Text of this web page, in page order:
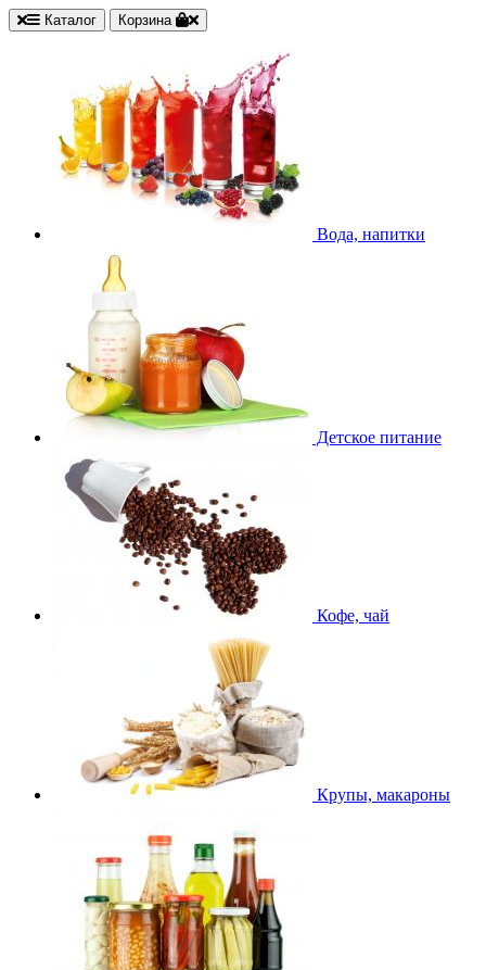
Каталог Корзина
Вода, напитки
Детское питание
Кофе, чай
Крупы, макароны